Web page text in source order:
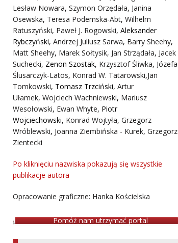
Lesław Nowara, Szymon Orzędała, Janina
Osewska, Teresa Podemska-Abt, Wilhelm
Ratuszyński, Paweł J. Rogowski, Aleksander
Rybczyński, Andrzej Juliusz Sarwa, Barry Sheehy,
Matt Sheehy, Marek Sołtysik, Jan Strządała, Jacek
Suchecki, Zenon Szostak, Krzysztof Śliwka, Józefa
Ślusarczyk-Latos, Konrad W. Tatarowski,Jan
Tomkowski, Tomasz Trzciński, Artur
Ułamek, Wojciech Wachniewski, Mariusz
Wesołowski, Ewan Whyte, Piotr
Wojciechowski, Konrad Wojtyła, Grzegorz
Wróblewski, Joanna Ziembińska - Kurek, Grzegorz
Zientecki
Po kliknięciu nazwiska pokazują się wszystkie
publikacje autora
Opracowanie graficzne: Hanka Kościelska
Pomóż nam utrzymać portal